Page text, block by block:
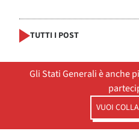
TUTTI I POST
Gli Stati Generali è anche
VUOI